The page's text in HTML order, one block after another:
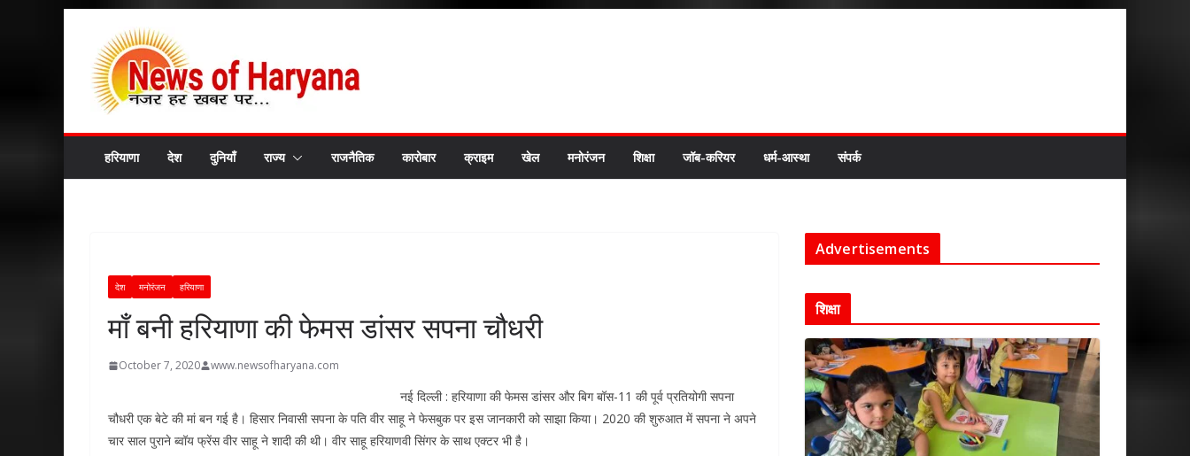
content
हरियाणा देश दुनियाँ राज्य राजनैतिक कारोबार क्राइम खेल मनोरंजन शिक्षा जॉब-करियर धर्म-आस्था संपर्क
देश मनोरंजन हरियाणा
माँ बनी हरियाणा की फेमस डांसर सपना चौधरी
October 7, 2020 www.newsofharyana.com
नई दिल्ली : हरियाणा की फेमस डांसर और बिग बॉस-11 की पूर्व प्रतियोगी सपना
चौधरी एक बेटे की मां बन गई है। हिसार निवासी सपना के पति वीर साहू ने फेसबुक पर इस जानकारी को साझा किया। 2020 की शुरुआत में सपना ने अपने
चार साल पुराने ब्वॉय फ्रेंस वीर साहू ने शादी की थी। वीर साहू हरियाणवी सिंगर के साथ एक्टर भी है।
Advertisements
शिक्षा